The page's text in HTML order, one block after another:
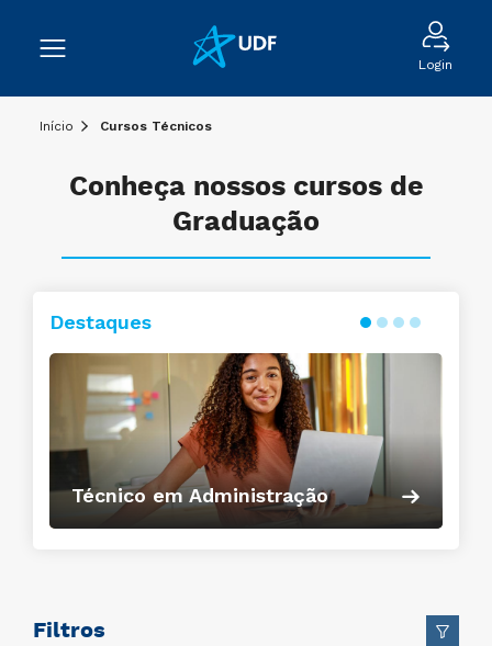
Login
Início Cursos Técnicos
Filtros
Conheça nossos cursos de
Graduação
Destaques
Técnico em Administração
Conheça o curso